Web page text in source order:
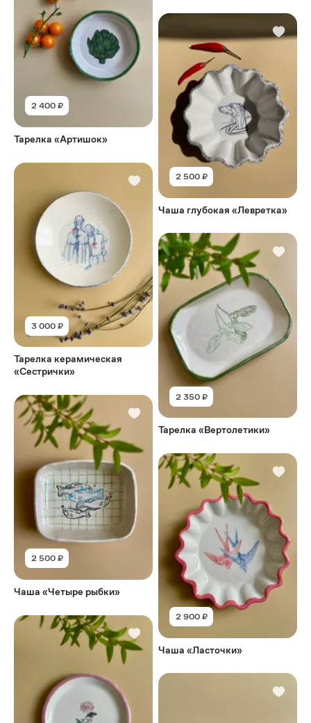
2 400 ₽
Тарелка «Артишок»
3 000 ₽
Тарелка керамическая
«Сестрички»
2 500 ₽
Чаша «Четыре рыбки»
2 500 ₽
Чаша глубокая «Левретка»
2 350 ₽
Тарелка «Вертолетики»
2 900 ₽
Чаша «Ласточки»